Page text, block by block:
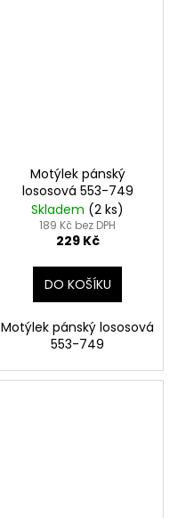
Motýlek pánský
lososová 553-749
Skladem (2 ks)
189 Kč bez DPH
229 Kč
DO KOŠÍKU
Motýlek pánský lososová
553-749